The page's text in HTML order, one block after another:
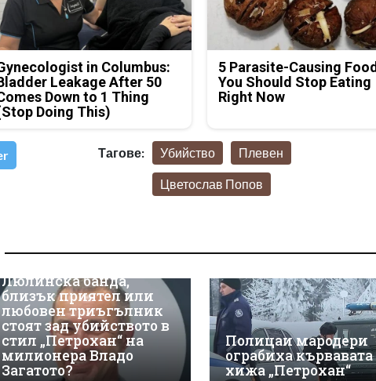
in Columbus:
Leakage After 50
Down to 1 Thing
Doing This)
5 Parasite-Causing
You Should Stop Eating
Right Now
Тагове: Убийство Плевен
Цветослав Попов
Люлинска банда,
близък приятел или
любовен триъгълник
стоят зад убийството в
стил „Петрохан“ на
милионера Владо
Загатото?
Полицаи мародери
ограбиха кървавата
хижа „Петрохан“